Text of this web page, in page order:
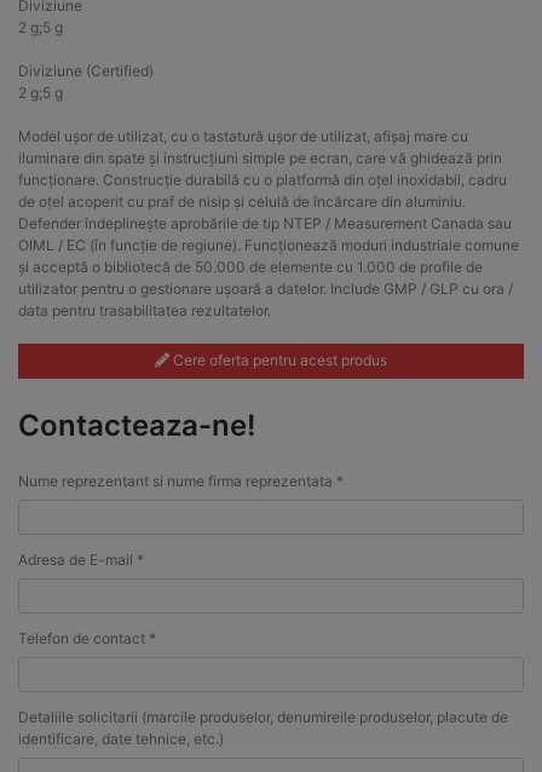
Diviziune
2 g;5 g
Diviziune (Certified)
2 g;5 g
Model ușor de utilizat, cu o tastatură ușor de utilizat, afișaj mare cu
iluminare din spate și instrucțiuni simple pe ecran, care vă ghidează prin
funcționare. Construcție durabilă cu o platformă din oțel inoxidabil, cadru
de oțel acoperit cu praf de nisip și celulă de încărcare din aluminiu.
Defender îndeplinește aprobările de tip NTEP / Measurement Canada sau
OIML / EC (în funcție de regiune). Funcționează moduri industriale comune
și acceptă o bibliotecă de 50.000 de elemente cu 1.000 de profile de
utilizator pentru o gestionare ușoară a datelor. Include GMP / GLP cu ora /
data pentru trasabilitatea rezultatelor.
Cere oferta pentru acest produs
Contacteaza-ne!
Nume reprezentant si nume firma reprezentata *
Adresa de E-mail *
Telefon de contact *
Detaliile solicitarii (marcile produselor, denumireile produselor, placute de
identificare, date tehnice, etc.)